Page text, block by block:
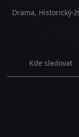
Drama, Historický
Kde sledovat